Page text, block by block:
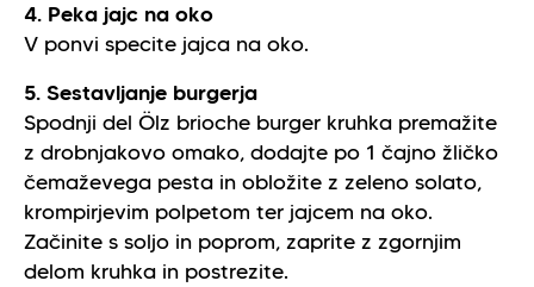
4. Peka jajc na oko
V ponvi specite jajca na oko.
5. Sestavljanje burgerja
Spodnji del Ölz brioche burger kruhka premažite
z drobnjakovo omako, dodajte po 1 čajno žličko
čemaževega pesta in obložite z zeleno solato,
krompirjevim polpetom ter jajcem na oko.
Začinite s soljo in poprom, zaprite z zgornjim
delom kruhka in postrezite.